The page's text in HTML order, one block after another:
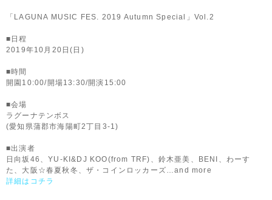
「LAGUNA MUSIC FES. 2019 Autumn Special」Vol.2
■日程
2019年10月20日(日)
■時間
開園10:00/開場13:30/開演15:00
■会場
ラグーナテンボス
(愛知県蒲郡市海陽町2丁目3-1)
■出演者
日向坂46、YU-KI&DJ KOO(from TRF)、鈴木亜美、BENI、わーす
た、大阪☆春夏秋冬、ザ・コインロッカーズ…and more
詳細はコチラ